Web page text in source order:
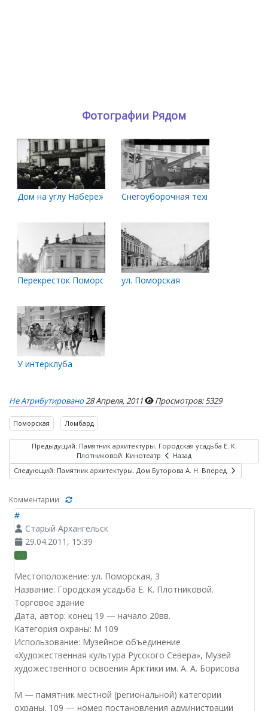
Фотографии Рядом
Дом на углу Набережной и Поморской. 7 ноября 1960 г
Снегоуборочная техника рядом с
Перекресток Поморской и Набережной
ул. Поморская
У интерклуба
Не Атрибутировано28 Апреля, 2011 Просмотров: 5329
Поморская Ломбард
Предыдущий: Памятник архитектуры. Городская усадьба Е. К.
Плотниковой. Кинотеатр
Назад
Следующий: Памятник архитектуры. Дом Буторова А. Н. Вперед
Комментарии
#
Старый Архангельск
29.04.2011, 15:39
+1
Местоположение: ул. Поморская, 3
Название: Городская усадьба Е. К. Плотниковой.
Торговое здание
Дата, автор: конец 19 — начало 20вв.
Категория охраны: М 109
Использование: Музейное объединение
«Художественная культура Русского Севера», Музей
художественного освоения Арктики им. А. А. Борисова
М — памятник местной (региональной) категории
охраны, 109 — номер постановления администрации